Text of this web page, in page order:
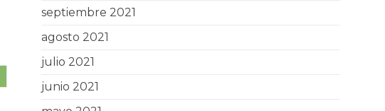
septiembre 2021
agosto 2021
julio 2021
junio 2021